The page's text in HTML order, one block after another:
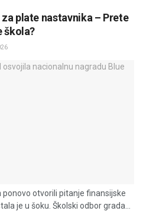
plate nastavnika – Prete
škola?
ponovo otvorili pitanje finansijske
je u šoku. Školski odbor grada...